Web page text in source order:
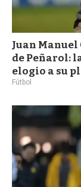
Juan Manuel
de Peñarol:
elogio a su
Fútbol